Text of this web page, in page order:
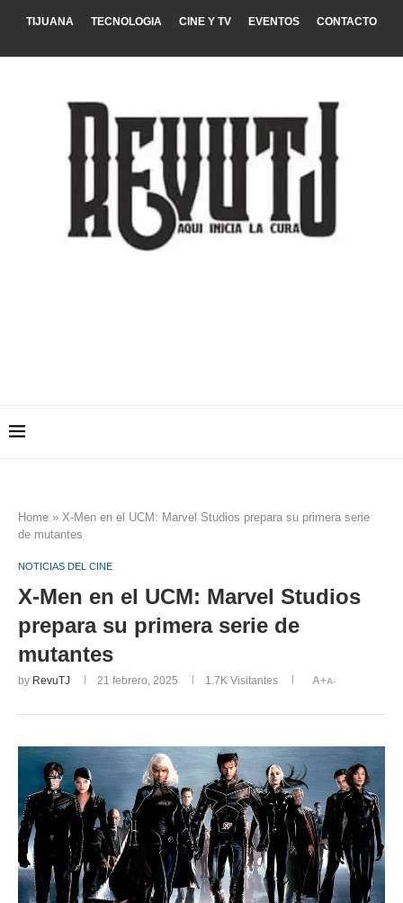
TIJUANA TECNOLOGIA CINE Y TV EVENTOS CONTACTO
Home » X-Men en el UCM: Marvel Studios prepara su primera serie
de mutantes
NOTICIAS DEL CINE
X-Men en el UCM: Marvel Studios
prepara su primera serie de
mutantes
by RevuTJ 21 febrero, 2025 1.7K Visitantes A+A-